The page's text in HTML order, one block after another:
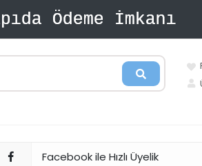
Facebook ile Hızlı Üyelik